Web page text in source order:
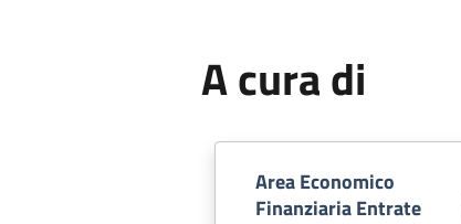
A cura di
Area Economico
Finanziaria Entrate